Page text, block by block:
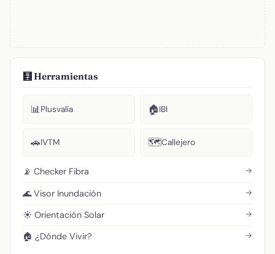
🧮 Herramientas
📊Plusvalía 🏠IBI
🚗IVTM 🗺️Callejero
📡 Checker Fibra →
🌊 Visor Inundación →
☀️ Orientación Solar →
🏠 ¿Dónde Vivir? →